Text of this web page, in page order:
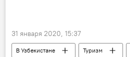
31 января 2020, 15:37
В Узбекистане Туризм